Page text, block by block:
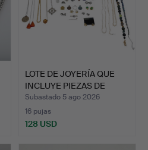
LOTE DE JOYERÍA QUE
INCLUYE PIEZAS DE
PLAT…
Subastado 5 ago 2026
16 pujas
128 USD